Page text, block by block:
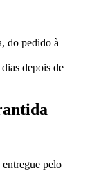
do pedido à
depois de
pelo